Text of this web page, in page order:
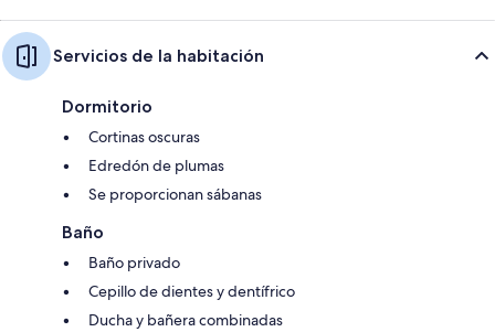
Servicios de la habitación
Dormitorio
Cortinas oscuras
Edredón de plumas
Se proporcionan sábanas
Baño
Baño privado
Cepillo de dientes y dentífrico
Ducha y bañera combinadas